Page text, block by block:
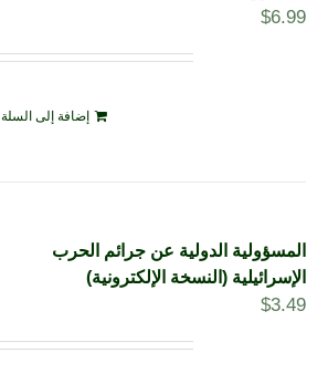
$6.99
إضافة إلى السلة
المسؤولية الدولية عن جرائم الحرب
الإسرائيلية (النسخة الإلكترونية)
$3.49